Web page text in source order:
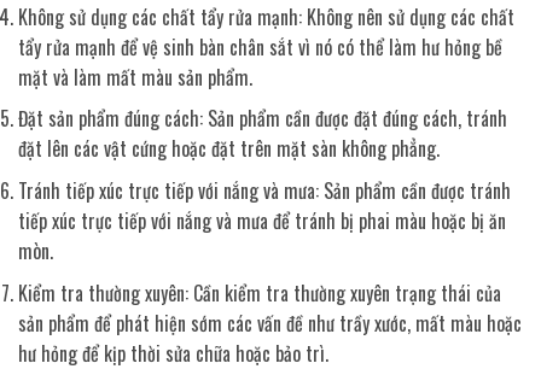
Không sử dụng các chất tẩy rửa mạnh: Không nên sử dụng các chất
tẩy rửa mạnh để vệ sinh bàn chân sắt vì nó có thể làm hư hỏng bề
mặt và làm mất màu sản phẩm.
Đặt sản phẩm đúng cách: Sản phẩm cần được đặt đúng cách, tránh
đặt lên các vật cứng hoặc đặt trên mặt sàn không phẳng.
Tránh tiếp xúc trực tiếp với nắng và mưa: Sản phẩm cần được tránh
tiếp xúc trực tiếp với nắng và mưa để tránh bị phai màu hoặc bị ăn
mòn.
Kiểm tra thường xuyên: Cần kiểm tra thường xuyên trạng thái của
sản phẩm để phát hiện sớm các vấn đề như trầy xước, mất màu hoặc
hư hỏng để kịp thời sửa chữa hoặc bảo trì.